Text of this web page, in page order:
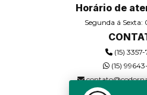
Horário de
Segunda á Sexta:
(15) 3357-
(15)